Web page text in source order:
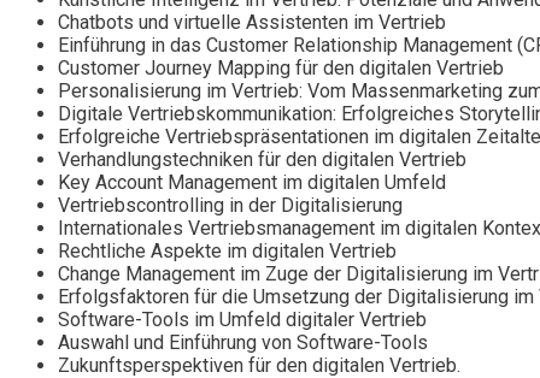
Chatbots und virtuelle Assistenten im Vertrieb
Einführung in das Customer Relationship Management
Customer Journey Mapping für den digitalen Vertrieb
Personalisierung im Vertrieb: Vom Massenmarketing
Digitale Vertriebskommunikation: Erfolgreiches
Erfolgreiche Vertriebspräsentationen im digitalen
Verhandlungstechniken für den digitalen Vertrieb
Key Account Management im digitalen Umfeld
Vertriebscontrolling in der Digitalisierung
Internationales Vertriebsmanagement im digitalen
Rechtliche Aspekte im digitalen Vertrieb
Change Management im Zuge der Digitalisierung im
Erfolgsfaktoren für die Umsetzung der Digitalisierung im
Software-Tools im Umfeld digitaler Vertrieb
Auswahl und Einführung von Software-Tools
Zukunftsperspektiven für den digitalen Vertrieb.